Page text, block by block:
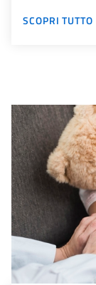
SCOPRI TUTTO